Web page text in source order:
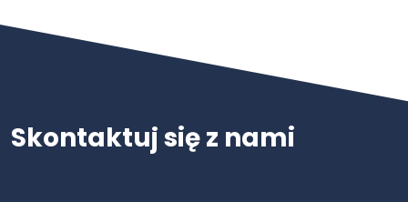
Skontaktuj się z nami